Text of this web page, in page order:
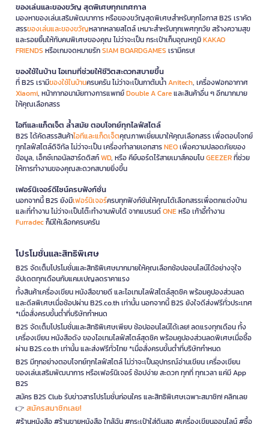
ของเล่นและของขวัญ สุดพิเศษทุกเทศกาล
มองหาของเล่นเสริมพัฒนาการ หรือของขวัญสุดพิเศษสำหรับทุกโอกาส B2S เราคัด
สรรของเล่นและของขวัญหลากหลายสไตล์ เหมาะสำหรับทุกเพศทุกวัย สร้างความสุข
และรอยยิ้มให้กับคนพิเศษของคุณ ไม่ว่าจะเป็น กระเป๋าเก็บอุณหภูมิKAKAO
FRIENDS หรือเกมจดหมายรักSIAM BOARDGAMES เรามีครบ!
ของใช้ในบ้าน ไอเทมที่ช่วยให้ชีวิตสะดวกสบายขึ้น
ที่ B2S เรามีของใช้ในบ้านครบครัน ไม่ว่าจะเป็นกาต้มน้ำAnitech, เครื่องฟอกอากาศ
Xiaomi, หน้ากากอนามัยทางการแพทย์Double A Careและสินค้าอื่น ๆ อีกมากมาย
ให้คุณเลือกสรร
ไอทีและแก็ดเจ็ต ล้ำสมัย ตอบโจทย์ทุกไลฟ์สไตล์
B2S ได้คัดสรรสินค้าไอทีและแก็ดเจ็ตคุณภาพเยี่ยมมาให้คุณเลือกสรร เพื่อตอบโจทย์
ทุกไลฟ์สไตล์ดิจิทัล ไม่ว่าจะเป็น เครื่องทำลายเอกสารNEOเพื่อความปลอดภัยของ
ข้อมูล, เอ็กซ์เทอนัลฮาร์ดดิสก์WD, หรือ คีย์บอร์ดไร้สายเมาส์คอมโบGEEZERที่ช่วย
ให้การทำงานของคุณสะดวกสบายยิ่งขึ้น
เฟอร์นิเจอร์ดีไซน์ครบฟังก์ชั่น
นอกจากนี้ B2S ยังมีเฟอร์นิเจอร์ครบทุกฟังก์ชันให้คุณได้เลือกสรรเพื่อตกแต่งบ้าน
และที่ทำงาน ไม่ว่าจะเป็นโต๊ะทำงานพับได้ จากแบรนด์ONEหรือ เก้าอี้ทำงาน
Furradecก็มีให้เลือกครบครัน
โปรโมชั่นและสิทธิพิเศษ
B2S จัดเต็มโปรโมชั่นและสิทธิพิเศษมากมายให้คุณเลือกช้อปออนไลน์ได้อย่างจุใจ
อัปเดตทุกเดือนกับแคมเปญลดราคาแรง
ทั้งสินค้าเครื่องเขียน หนังสือขายดี และไอเทมไลฟ์สไตล์สุดชิค พร้อมคูปองส่วนลด
และดีลพิเศษเมื่อช้อปผ่าน B2S.co.th เท่านั้น นอกจากนี้ B2S ยังใจดีส่งฟรีทั่วประเทศ
*เมื่อสั่งครบขั้นต่ำที่บริษัทกำหนด
B2S จัดเต็มโปรโมชั่นและสิทธิพิเศษเพียบ ช้อปออนไลน์ได้เลย! ลดแรงทุกเดือน ทั้ง
เครื่องเขียน หนังสือดัง ของไอเทมไลฟ์สไตล์สุดชิค พร้อมคูปองส่วนลดพิเศษเมื่อซื้อ
ผ่าน B2S.co.th เท่านั้น และส่งฟรีทั่วไทย *เมื่อสั่งครบขั้นต่ำที่บริษัทกำหนด
B2S มีทุกอย่างตอบโจทย์ทุกไลฟ์สไตล์ ไม่ว่าจะเป็นอุปกรณ์อ่านเขียน เครื่องเขียน
ของเล่นเสริมพัฒนาการ หรือเฟอร์นิเจอร์ ช้อปง่าย สะดวก ทุกที่ ทุกเวลา แค่มี App
B2S
สมัคร B2S Club รับข่าวสารโปรโมชั่นก่อนใคร และสิทธิพิเศษเฉพาะสมาชิก! คลิกเลย
👉 สมัครสมาชิกเลย!
#ร้านหนังสือ #ร้านขายหนังสือ ใกล้ฉัน #กระเป๋าใส่ดินสอ #เครื่องเขียนออนไลน์ #ซื้อ